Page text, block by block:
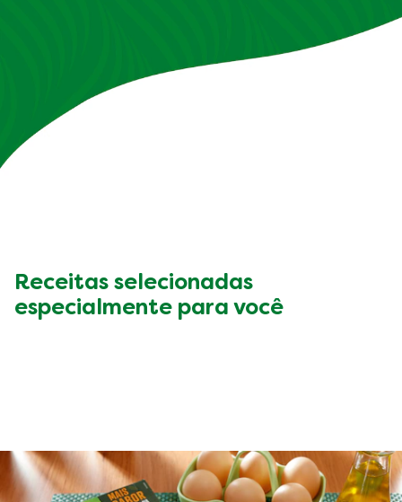
Receitas selecionadas
especialmente para você